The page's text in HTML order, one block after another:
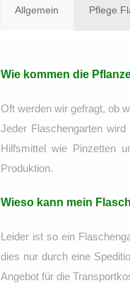
Allgemein Pflege
Wie kommen die
Oft werden wir gefragt, ob
Jeder Flaschengarten
Hilfsmittel wie Pinzetten
Produktion.
Wieso kann mein
Leider ist so ein
dies nur durch eine
Angebot für die